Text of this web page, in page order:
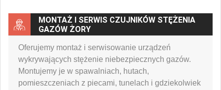
MONTAŻ I SERWIS CZUJNIKÓW STĘŻENIA
GAZÓW ŻORY
Oferujemy montaż i serwisowanie urządzeń
wykrywających stężenie niebezpiecznych gazów.
Montujemy je w spawalniach, hutach,
pomieszczeniach z piecami, tunelach i gdziekolwiek